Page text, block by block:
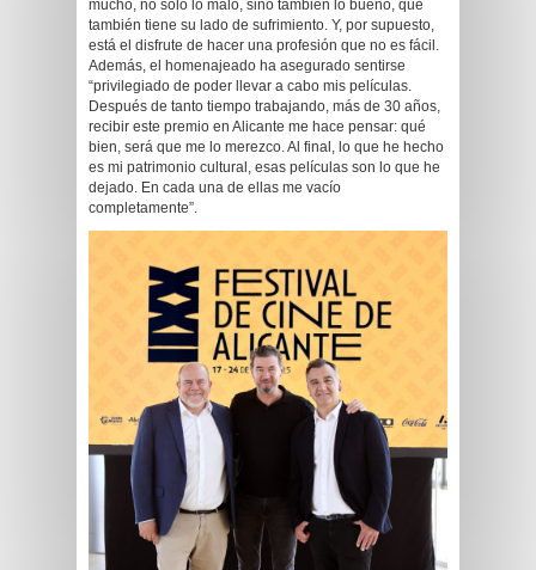
mucho, no solo lo malo, sino también lo bueno, que
también tiene su lado de sufrimiento. Y, por supuesto,
está el disfrute de hacer una profesión que no es fácil.
Además, el homenajeado ha asegurado sentirse
“privilegiado de poder llevar a cabo mis películas.
Después de tanto tiempo trabajando, más de 30 años,
recibir este premio en Alicante me hace pensar: qué
bien, será que me lo merezco. Al final, lo que he hecho
es mi patrimonio cultural, esas películas son lo que he
dejado. En cada una de ellas me vacío
completamente”.